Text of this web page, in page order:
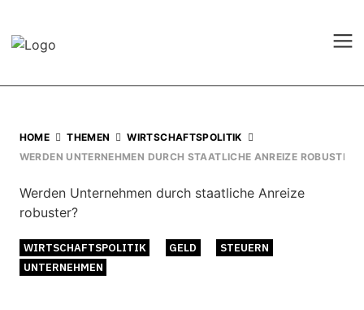
HOME THEMEN
WIRTSCHAFTSPOLITIK
WERDEN UNTERNEHMEN DURCH STAATLICHE ANREIZE ROBUSTER?
Werden Unternehmen durch staatliche Anreize
robuster?
WIRTSCHAFTSPOLITIK GELD
STEUERN
UNTERNEHMEN